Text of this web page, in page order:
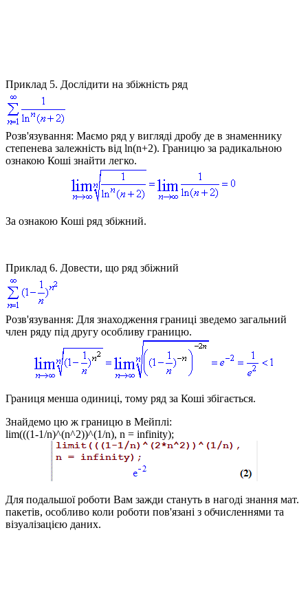
Приклад 5. Дослідити на збіжність ряд
Розв'язування: Маємо ряд у вигляді дробу де в знаменнику
степенева залежність від ln(n+2). Границю за радикальною
ознакою Коші знайти легко.
За ознакою Коші ряд збіжний.
Приклад 6. Довести, що ряд збіжний
Розв'язування: Для знаходження границі зведемо загальний
член ряду під другу особливу границю.
Границя менша одиниці, тому ряд за Коші збігається.
Знайдемо цю ж границю в Мейплі:
lim(((1-1/n)^(n^2))^(1/n), n = infinity);
Для подальшої роботи Вам зажди стануть в нагоді знання мат.
пакетів, особливо коли роботи пов'язані з обчисленнями та
візуалізацією даних.